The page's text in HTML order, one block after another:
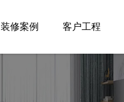
装修案例 客户工程